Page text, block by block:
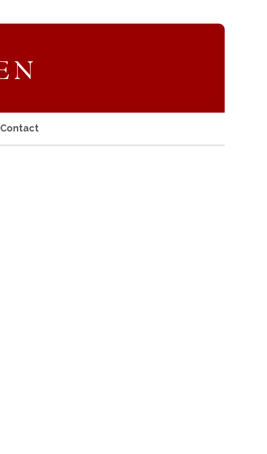
Contact